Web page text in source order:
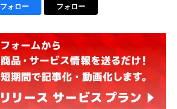
フォロー フォロー